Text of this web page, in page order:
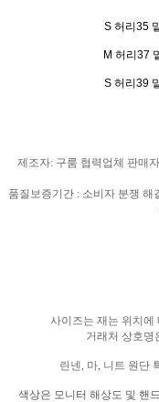
S 허리35
M 허리37
S 허리39
제조자: 구룸 협력업체 판매자
품질보증기간 : 소비자 분쟁 해
사이즈는 재는 위치에
거래처 상호명
린넨, 마, 니트 원단
색상은 모니터 해상도 및 핸